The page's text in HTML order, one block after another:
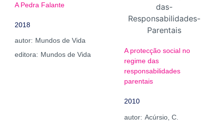
A Pedra Falante
2018
autor: Mundos de Vida
editora: Mundos de Vida
A protecção social no
regime das
responsabilidades
parentais
2010
autor: Acúrsio, C.